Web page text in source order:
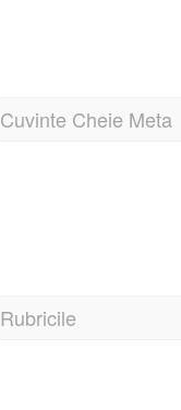
Cuvinte Cheie Meta
Rubricile